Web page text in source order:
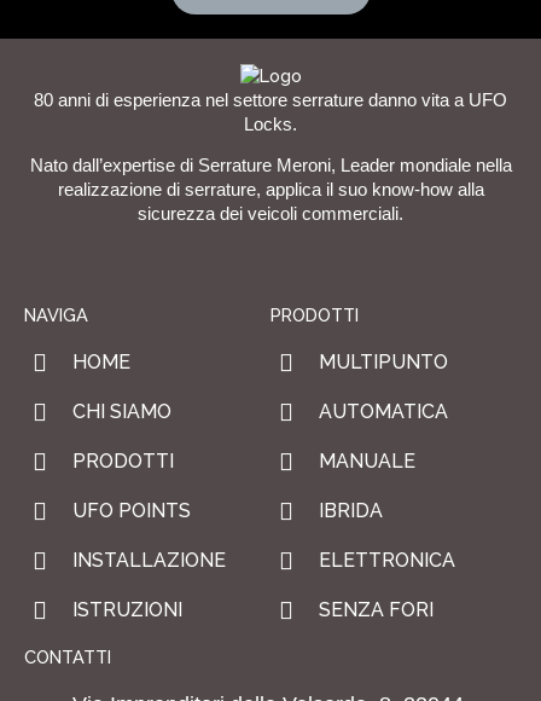
80 anni di esperienza nel settore serrature danno vita a UFO
Locks.
Nato dall’expertise di Serrature Meroni, Leader mondiale nella
realizzazione di serrature, applica il suo know-how alla
sicurezza dei veicoli commerciali.
NAVIGA
HOME
CHI SIAMO
PRODOTTI
UFO POINTS
INSTALLAZIONE
ISTRUZIONI
PRODOTTI
MULTIPUNTO
AUTOMATICA
MANUALE
IBRIDA
ELETTRONICA
SENZA FORI
CONTATTI